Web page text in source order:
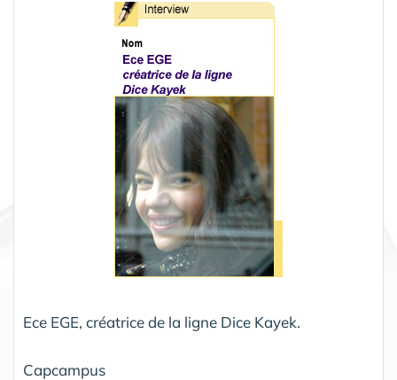
Ece EGE, créatrice de la ligne Dice Kayek.
Capcampus